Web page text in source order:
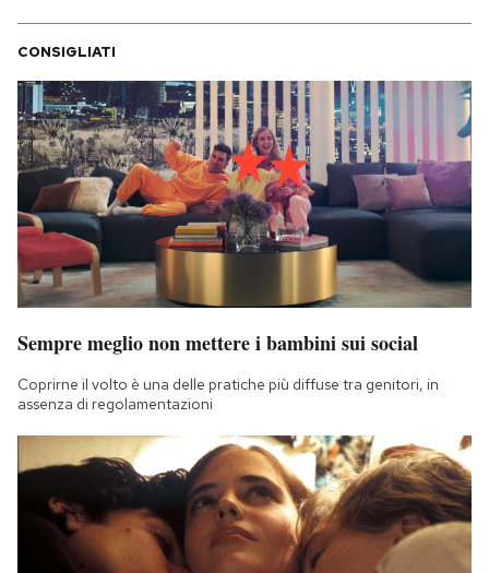
CONSIGLIATI
Sempre meglio non mettere i bambini sui social
Coprirne il volto è una delle pratiche più diffuse tra genitori, in
assenza di regolamentazioni